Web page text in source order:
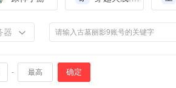
器
- 确定